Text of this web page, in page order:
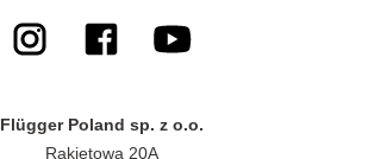
Flügger Poland sp. z o.o.
Rakietowa 20A